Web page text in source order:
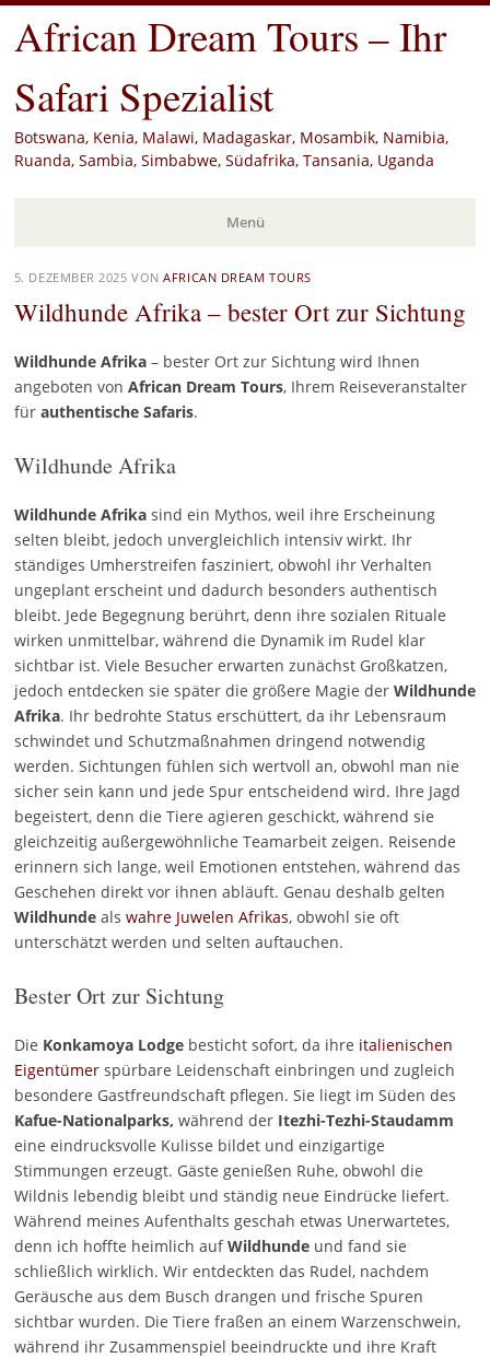
African Dream Tours – Ihr
Safari Spezialist
Botswana, Kenia, Malawi, Madagaskar, Mosambik, Namibia,
Ruanda, Sambia, Simbabwe, Südafrika, Tansania, Uganda
Menü
Zum
Inhalt
5. DEZEMBER 2025 VONAFRICAN DREAM TOURS
Wildhunde Afrika – bester Ort zur Sichtung
Wildhunde Afrika– bester Ort zur Sichtung wird Ihnen
angeboten von African Dream Tours, Ihrem Reiseveranstalter
für authentische Safaris.
Wildhunde Afrika
Wildhunde Afrikasind ein Mythos, weil ihre Erscheinung
selten bleibt, jedoch unvergleichlich intensiv wirkt. Ihr
ständiges Umherstreifen fasziniert, obwohl ihr Verhalten
ungeplant erscheint und dadurch besonders authentisch
bleibt. Jede Begegnung berührt, denn ihre sozialen Rituale
wirken unmittelbar, während die Dynamik im Rudel klar
sichtbar ist. Viele Besucher erwarten zunächst Großkatzen,
jedoch entdecken sie später die größere Magie der Wildhunde
Afrika. Ihr bedrohte Status erschüttert, da ihr Lebensraum
schwindet und Schutzmaßnahmen dringend notwendig
werden. Sichtungen fühlen sich wertvoll an, obwohl man nie
sicher sein kann und jede Spur entscheidend wird. Ihre Jagd
begeistert, denn die Tiere agieren geschickt, während sie
gleichzeitig außergewöhnliche Teamarbeit zeigen. Reisende
erinnern sich lange, weil Emotionen entstehen, während das
Geschehen direkt vor ihnen abläuft. Genau deshalb gelten
Wildhundeals wahre Juwelen Afrikas, obwohl sie oft
unterschätzt werden und selten auftauchen.
Bester Ort zur Sichtung
Die Konkamoya Lodgebesticht sofort, da ihre italienischen
Eigentümerspürbare Leidenschaft einbringen und zugleich
besondere Gastfreundschaft pflegen. Sie liegt im Süden des
Kafue-Nationalparks, während der Itezhi-Tezhi-Staudamm
eine eindrucksvolle Kulisse bildet und einzigartige
Stimmungen erzeugt. Gäste genießen Ruhe, obwohl die
Wildnis lebendig bleibt und ständig neue Eindrücke liefert.
Während meines Aufenthalts geschah etwas Unerwartetes,
denn ich hoffte heimlich aufWildhundeund fand sie
schließlich wirklich. Wir entdeckten das Rudel, nachdem
Geräusche aus dem Busch drangen und frische Spuren
sichtbar wurden. Die Tiere fraßen an einem Warzenschwein,
während ihr Zusammenspiel beeindruckte und ihre Kraft